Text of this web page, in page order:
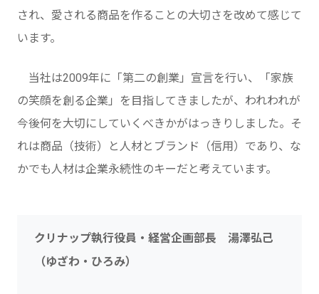
され、愛される商品を作ることの大切さを改めて感じて
います。
当社は2009年に「第二の創業」宣言を行い、「家族
の笑顔を創る企業」を目指してきましたが、われわれが
今後何を大切にしていくべきかがはっきりしました。そ
れは商品（技術）と人材とブランド（信用）であり、な
かでも人材は企業永続性のキーだと考えています。
クリナップ執行役員・経営企画部長 湯澤弘己
（ゆざわ・ひろみ）